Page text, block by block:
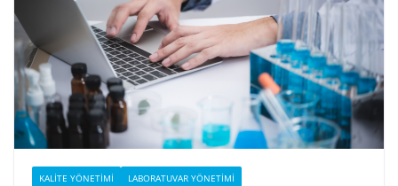
KALITE YÖNETIMI LABORATUVAR YÖNETIMI